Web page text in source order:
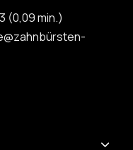
(0,09 min.)